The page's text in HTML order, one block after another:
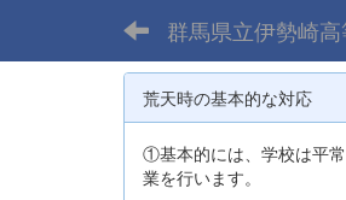
群馬県立伊勢崎
荒天時の基本的な対応
①基本的には、学校は平
業を行います。